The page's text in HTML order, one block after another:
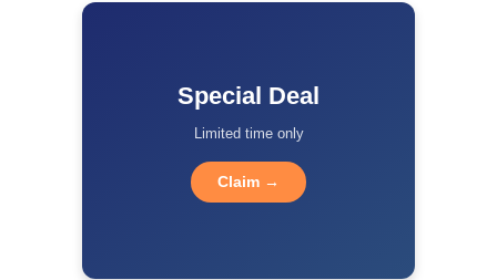
Special Deal
Limited time only
Claim →